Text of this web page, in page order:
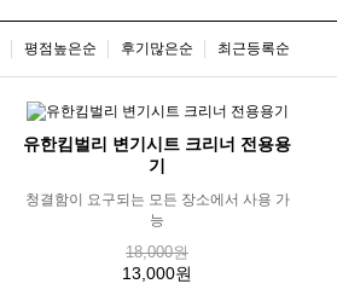
평점높은순 후기많은순 최근등록순
유한킴벌리 변기시트 크리너 전용용
기
청결함이 요구되는 모든 장소에서 사용 가
능
18,000원
13,000원